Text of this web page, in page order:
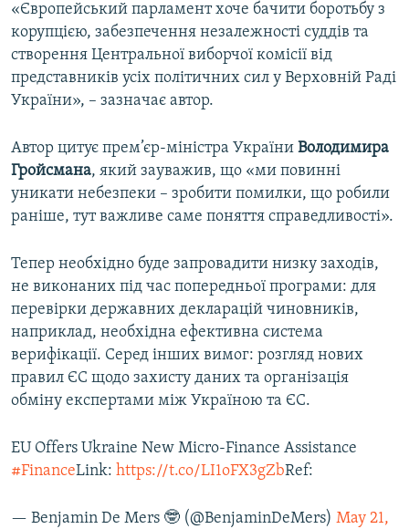
«Європейський парламент хоче бачити боротьбу з
корупцією, забезпечення незалежності суддів та
створення Центральної виборчої комісії від
представників усіх політичних сил у Верховній Раді
України», – зазначає автор.
Автор цитує прем’єр-міністра України Володимира
Гройсмана, який зауважив, що «ми повинні
уникати небезпеки – зробити помилки, що робили
раніше, тут важливе саме поняття справедливості».
Тепер необхідно буде запровадити низку заходів,
не виконаних під час попередньої програми: для
перевірки державних декларацій чиновників,
наприклад, необхідна ефективна система
верифікації. Серед інших вимог: розгляд нових
правил ЄС щодо захисту даних та організація
обміну експертами між Україною та ЄС.
EU Offers Ukraine New Micro-Finance Assistance
#FinanceLink: https://t.co/LI1oFX3gZbRef:
— Benjamin De Mers 🤓 (@BenjaminDeMers) May 21,